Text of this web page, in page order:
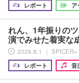
レポート
ア
れん、1年振りの
演でみせた着実な
2026.8.1 ｜ SPICER+
レポート
音